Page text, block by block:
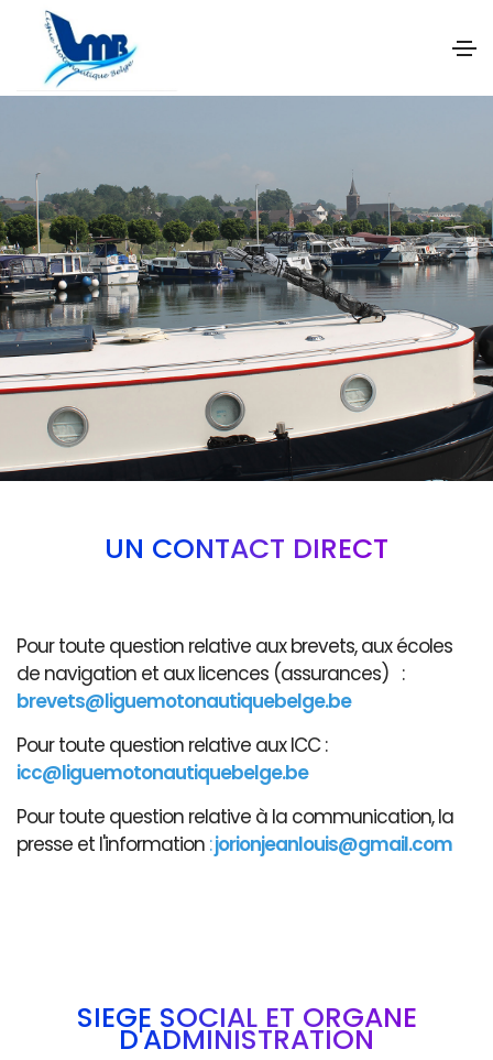
UN CONTACT DIRECT
Pour toute question relative aux brevets, aux écoles
de navigation et aux licences (assurances) :
brevets@liguemotonautiquebelge.be
Pour toute question relative aux ICC :
icc@liguemotonautiquebelge.be
Pour toute question relative à la communication, la
presse et l'information :jorionjeanlouis@gmail.com
SIÈGE SOCIAL ET ORGANE
D'ADMINISTRATION